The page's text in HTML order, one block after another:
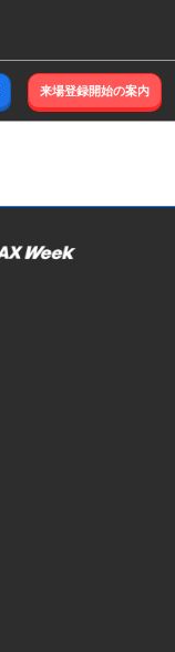
来場登録開始の案内